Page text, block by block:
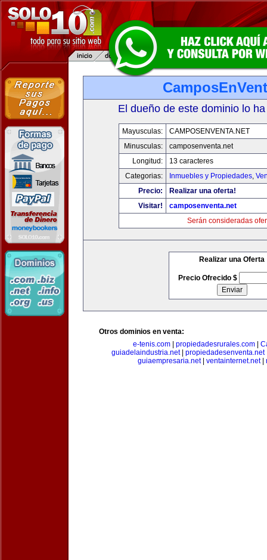
El dueño de este dominio lo
Mayusculas:
CAMPOSENVENTA.NET
Minusculas:
camposenventa.net
Longitud:
13 caracteres
Categorias:
Inmuebles y Propiedades,
Precio:
Realizar una oferta!
Visitar!
camposenventa.net
Serán consideradas
Realizar una Oferta
Precio Ofrecido $
Otros dominios en venta:
e-tenis.com
propiedadesrurales.com
guiadelaindustria.net propiedadesenventa.net
guiaempresaria.net| ventainternet.net|